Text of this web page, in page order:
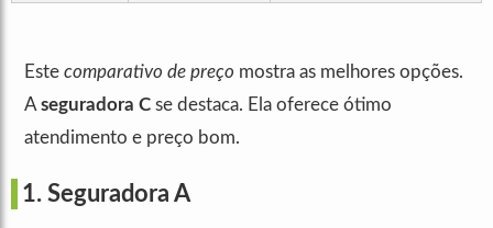
Este comparativo de preço mostra as melhores opções.
A seguradora C se destaca. Ela oferece ótimo
atendimento e preço bom.
1. Seguradora A